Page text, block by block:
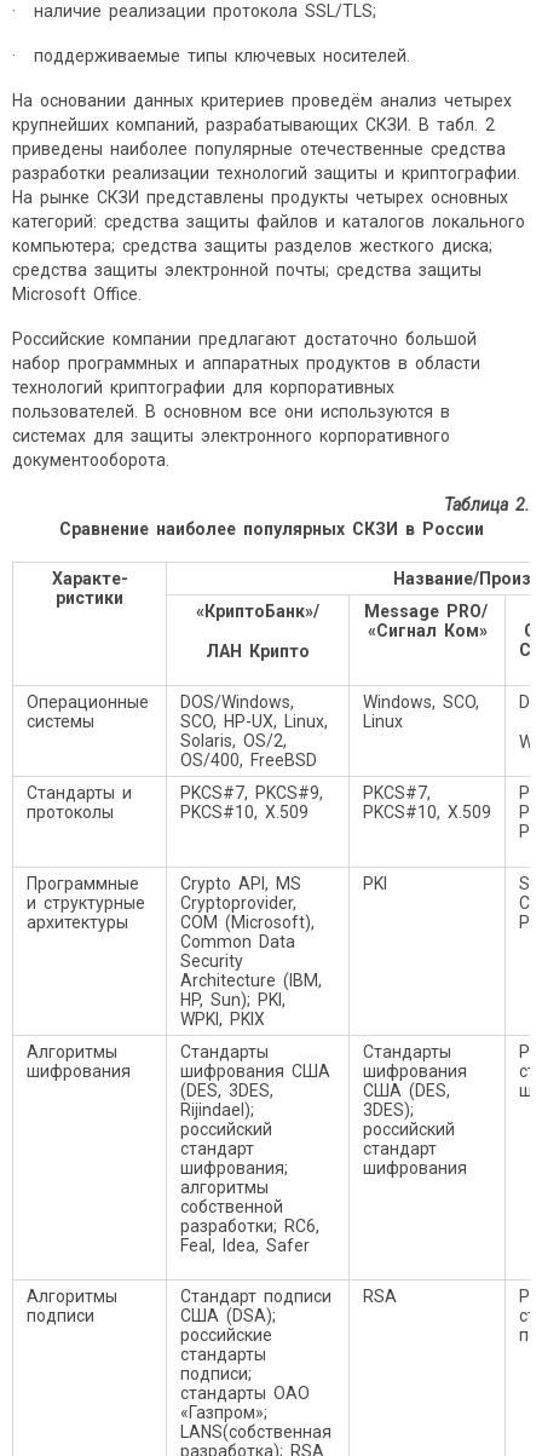
· наличие реализации протокола SSL/TLS;
· поддерживаемые типы ключевых носителей.
На основании данных критериев проведём анализ четырех
крупнейших компаний, разрабатывающих СКЗИ. В табл. 2
приведены наиболее популярные отечественные средства
разработки реализации технологий защиты и криптографии.
На рынке СКЗИ представлены продукты четырех основных
категорий: средства защиты файлов и каталогов локального
компьютера; средства защиты разделов жесткого диска;
средства защиты электронной почты; средства защиты
Microsoft Office.
Российские компании предлагают достаточно большой
набор программных и аппаратных продуктов в области
технологий криптографии для корпоративных
пользователей. В основном все они используются в
системах для защиты электронного корпоративного
документооборота.
Таблица 2.
Сравнение наиболее популярных СКЗИ в России
Характе-
ристики
Название/
«КриптоБанк»/
ЛАН Крипто
Message PRO/
«Сигнал Ком»
Операционные
системы
DOS/Windows,
SCO, HP-UX, Linux,
Solaris, OS/2,
OS/400, FreeBSD
Windows, SCO,
Linux
Стандарты и
протоколы
PKCS#7, PKCS#9,
PKCS#10, X.509
PKCS#7,
PKCS#10, X.509
Программные
и структурные
архитектуры
Crypto API, MS
Cryptoprovider,
COM (Microsoft),
Common Data
Security
Architecture (IBM,
HP, Sun); PKI,
WPKI, PKIX
PKI
PKI
Алгоритмы
шифрования
Стандарты
шифрования США
(DES, 3DES,
Rijindael);
российский
стандарт
шифрования;
алгоритмы
собственной
разработки; RC6,
Feal, Idea, Safer
Стандарты
шифрования
США (DES,
3DES);
российский
стандарт
шифрования
Алгоритмы
подписи
Стандарт подписи
США (DSA);
российские
стандарты
подписи;
стандарты ОАО
«Газпром»;
LANS(собственная
разработка); RSA
RSA